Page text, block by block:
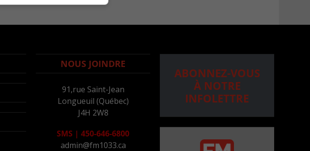
NOUS JOINDRE
91,rue Saint-Jean
Longueuil (Québec)
J4H 2W8
SMS | 450-646-6800
admin@fm1033.ca
ABONNEZ-VOUS
À NOTRE
INFOLETTRE